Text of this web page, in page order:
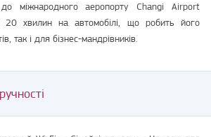
до міжнародного аеропорту Changi Airport
20 хвилин на автомобілі, що робить його
так і для бізнес-мандрівників.